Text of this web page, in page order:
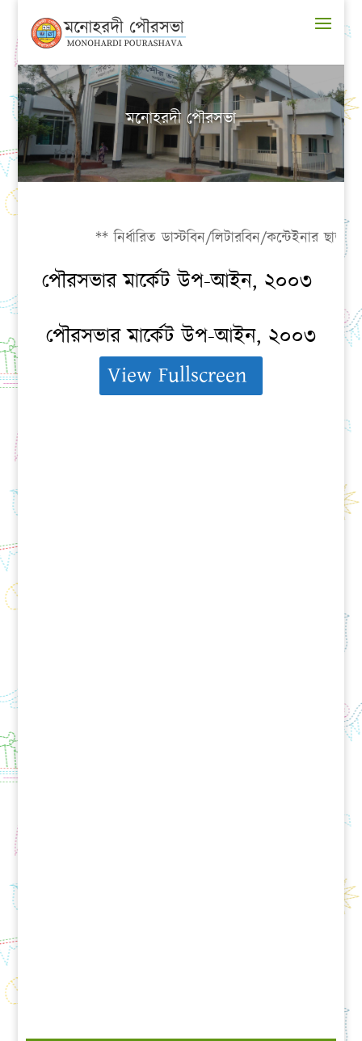
মনোহরদী পৌরসভা
** নির্ধারিত ডাস্টবিন/লিটারবিন/কন্টেইনার ছাড়া
পৌরসভার মার্কেট উপ-আইন, ২০০৩
পৌরসভার মার্কেট উপ-আইন, ২০০৩
View Fullscreen